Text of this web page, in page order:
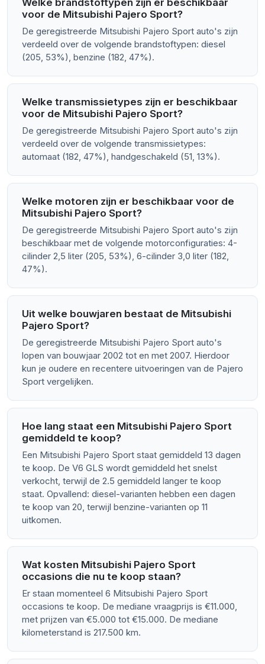
Welke brandstoftypen zijn er beschikbaar
voor de Mitsubishi Pajero Sport?
De geregistreerde Mitsubishi Pajero Sport auto's zijn
verdeeld over de volgende brandstoftypen: diesel
(205, 53%), benzine (182, 47%).
Welke transmissietypes zijn er beschikbaar
voor de Mitsubishi Pajero Sport?
De geregistreerde Mitsubishi Pajero Sport auto's zijn
verdeeld over de volgende transmissietypes:
automaat (182, 47%), handgeschakeld (51, 13%).
Welke motoren zijn er beschikbaar voor de
Mitsubishi Pajero Sport?
De geregistreerde Mitsubishi Pajero Sport auto's zijn
beschikbaar met de volgende motorconfiguraties: 4-
cilinder 2,5 liter (205, 53%), 6-cilinder 3,0 liter (182,
47%).
Uit welke bouwjaren bestaat de Mitsubishi
Pajero Sport?
De geregistreerde Mitsubishi Pajero Sport auto's
lopen van bouwjaar 2002 tot en met 2007. Hierdoor
kun je oudere en recentere uitvoeringen van de Pajero
Sport vergelijken.
Hoe lang staat een Mitsubishi Pajero Sport
gemiddeld te koop?
Een Mitsubishi Pajero Sport staat gemiddeld 13 dagen
te koop. De V6 GLS wordt gemiddeld het snelst
verkocht, terwijl de 2.5 gemiddeld langer te koop
staat. Opvallend: diesel-varianten hebben een dagen
te koop van 20, terwijl benzine-varianten op 11
uitkomen.
Wat kosten Mitsubishi Pajero Sport
occasions die nu te koop staan?
Er staan momenteel 6 Mitsubishi Pajero Sport
occasions te koop. De mediane vraagprijs is €11.000,
met prijzen van €5.000 tot €15.000. De mediane
kilometerstand is 217.500 km.